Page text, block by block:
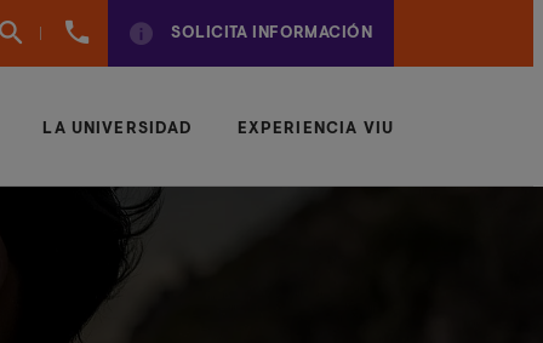
(+34)
SOLICITA INFORMACIÓN
LA UNIVERSIDAD EXPERIENCIA VIU